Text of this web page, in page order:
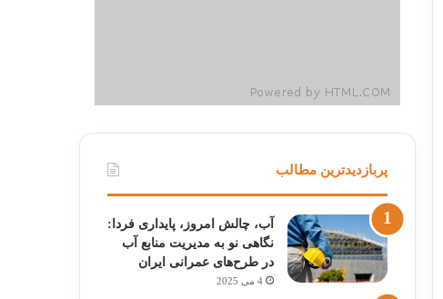
پربازدیدترین مطالب
آب، چالش امروز، پایداری فردا:
نگاهی نو به مدیریت منابع آب
در طرح‌های عمرانی ایران
4 می 2025